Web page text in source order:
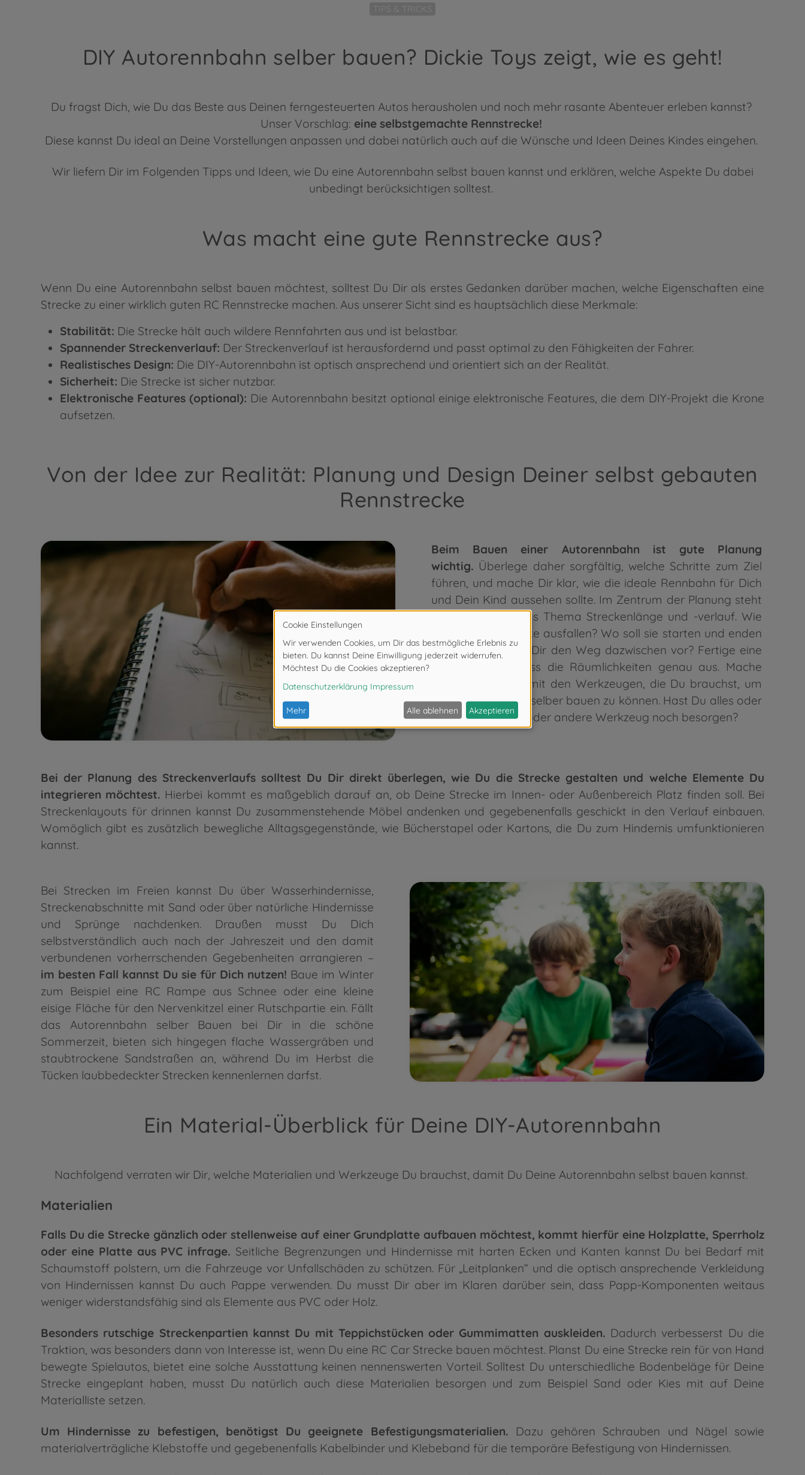
TIPS & TRICKS
DIY Autorennbahn selber bauen? Dickie Toys zeigt, wie es geht!
Du fragst Dich, wie Du das Beste aus Deinen ferngesteuerten Autos herausholen und noch mehr rasante Abenteuer erleben kannst?
Unser Vorschlag: eine selbstgemachte Rennstrecke!
Diese kannst Du ideal an Deine Vorstellungen anpassen und dabei natürlich auch auf die Wünsche und Ideen Deines Kindes eingehen.
Wir liefern Dir im Folgenden Tipps und Ideen, wie Du eine Autorennbahn selbst bauen kannst und erklären, welche Aspekte Du dabei
unbedingt berücksichtigen solltest.
Was macht eine gute Rennstrecke aus?
Wenn Du eine Autorennbahn selbst bauen möchtest, solltest Du Dir als erstes Gedanken darüber machen, welche Eigenschaften eine
Strecke zu einer wirklich guten RC Rennstrecke machen. Aus unserer Sicht sind es hauptsächlich diese Merkmale:
Stabilität: Die Strecke hält auch wildere Rennfahrten aus und ist belastbar.
Spannender Streckenverlauf: Der Streckenverlauf ist herausfordernd und passt optimal zu den Fähigkeiten der Fahrer.
Realistisches Design: Die DIY-Autorennbahn ist optisch ansprechend und orientiert sich an der Realität.
Sicherheit: Die Strecke ist sicher nutzbar.
Elektronische Features (optional): Die Autorennbahn besitzt optional einige elektronische Features, die dem DIY-Projekt die Krone
aufsetzen.
Von der Idee zur Realität: Planung und Design Deiner selbst gebauten
Rennstrecke
Beim Bauen einer Autorennbahn ist gute Planung
wichtig. Überlege daher sorgfältig, welche Schritte zum Ziel
führen, und mache Dir klar, wie die ideale Rennbahn für Dich
und Dein Kind aussehen sollte. Im Zentrum der Planung steht
unter anderem das Thema Streckenlänge und -verlauf. Wie
lang soll die Strecke ausfallen? Wo soll sie starten und enden
und wie stellst Du Dir den Weg dazwischen vor? Fertige eine
Skizze an und miss die Räumlichkeiten genau aus. Mache
zudem eine Liste mit den Werkzeugen, die Du brauchst, um
die Autorennbahn selber bauen zu können. Hast Du alles oder
musst Du das ein oder andere Werkzeug noch besorgen?
Bei der Planung des Streckenverlaufs solltest Du Dir direkt überlegen, wie Du die Strecke gestalten und welche Elemente Du
integrieren möchtest. Hierbei kommt es maßgeblich darauf an, ob Deine Strecke im Innen- oder Außenbereich Platz finden soll. Bei
Streckenlayouts für drinnen kannst Du zusammenstehende Möbel andenken und gegebenenfalls geschickt in den Verlauf einbauen.
Womöglich gibt es zusätzlich bewegliche Alltagsgegenstände, wie Bücherstapel oder Kartons, die Du zum Hindernis umfunktionieren
kannst.
Bei Strecken im Freien kannst Du über Wasserhindernisse,
Streckenabschnitte mit Sand oder über natürliche Hindernisse
und Sprünge nachdenken. Draußen musst Du Dich
selbstverständlich auch nach der Jahreszeit und den damit
verbundenen vorherrschenden Gegebenheiten arrangieren –
im besten Fall kannst Du sie für Dich nutzen! Baue im Winter
zum Beispiel eine RC Rampe aus Schnee oder eine kleine
eisige Fläche für den Nervenkitzel einer Rutschpartie ein. Fällt
das Autorennbahn selber Bauen bei Dir in die schöne
Sommerzeit, bieten sich hingegen flache Wassergräben und
staubtrockene Sandstraßen an, während Du im Herbst die
Tücken laubbedeckter Strecken kennenlernen darfst.
Ein Material-Überblick für Deine DIY-Autorennbahn
Nachfolgend verraten wir Dir, welche Materialien und Werkzeuge Du brauchst, damit Du Deine Autorennbahn selbst bauen kannst.
Materialien
Falls Du die Strecke gänzlich oder stellenweise auf einer Grundplatte aufbauen möchtest, kommt hierfür eine Holzplatte, Sperrholz
oder eine Platte aus PVC infrage. Seitliche Begrenzungen und Hindernisse mit harten Ecken und Kanten kannst Du bei Bedarf mit
Schaumstoff polstern, um die Fahrzeuge vor Unfallschäden zu schützen. Für „Leitplanken“ und die optisch ansprechende Verkleidung
von Hindernissen kannst Du auch Pappe verwenden. Du musst Dir aber im Klaren darüber sein, dass Papp-Komponenten weitaus
weniger widerstandsfähig sind als Elemente aus PVC oder Holz.
Besonders rutschige Streckenpartien kannst Du mit Teppichstücken oder Gummimatten auskleiden. Dadurch verbesserst Du die
Traktion, was besonders dann von Interesse ist, wenn Du eine RC Car Strecke bauen möchtest. Planst Du eine Strecke rein für von Hand
bewegte Spielautos, bietet eine solche Ausstattung keinen nennenswerten Vorteil. Solltest Du unterschiedliche Bodenbeläge für Deine
Strecke eingeplant haben, musst Du natürlich auch diese Materialien besorgen und zum Beispiel Sand oder Kies mit auf Deine
Materialliste setzen.
Um Hindernisse zu befestigen, benötigst Du geeignete Befestigungsmaterialien. Dazu gehören Schrauben und Nägel sowie
materialverträgliche Klebstoffe und gegebenenfalls Kabelbinder und Klebeband für die temporäre Befestigung von Hindernissen.